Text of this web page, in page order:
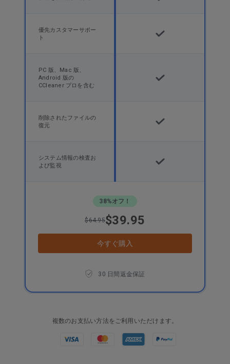
優先カスタマーサポー
ト
PC 版、Mac 版、
Android 版の
CCleaner プロを含む
削除されたファイルの
復元
システム情報の検査お
よび監視
38%オフ！
$64.95$39.95
今すぐ購入
30 日間返金保証
複数のお支払い方法をご利用いただけます。